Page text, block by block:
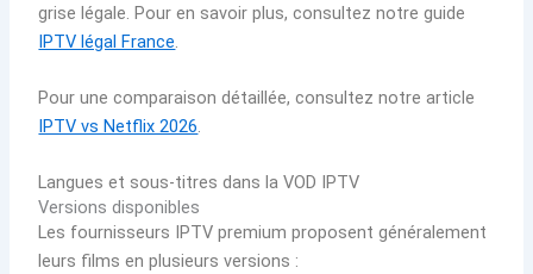
grise légale. Pour en savoir plus, consultez notre guide
IPTV légal France
Pour une comparaison détaillée, consultez notre article
IPTV vs Netflix 2026.
Langues et sous-titres dans la VOD IPTV
Versions disponibles
Les fournisseurs IPTV premium proposent généralement
leurs films en plusieurs versions :